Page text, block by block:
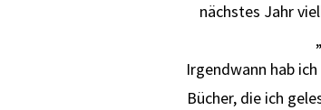
nächstes Jahr
Irgendwann hab
Bücher, die ich